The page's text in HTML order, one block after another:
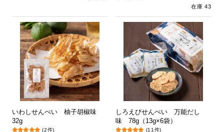
在庫 43
いわしせんべい 柚子胡椒味
32g
(2件)
しろえびせんべい 万能だし
味 78g（13g×6袋）
(11件)